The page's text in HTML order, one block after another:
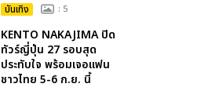
บันเทิง : 5
KENTO NAKAJIMA ปิด
ทัวร์ญี่ปุ่น 27 รอบสุด
ประทับใจ พร้อมเจอแฟน
ชาวไทย 5-6 ก.ย. นี้